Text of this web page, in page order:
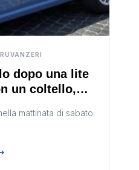
dopo una lite
un coltello,
mattinata di sabato